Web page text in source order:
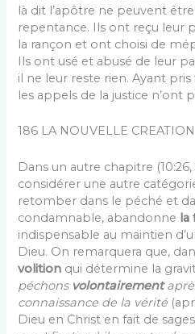
là dit l’apôtre ne peuvent
repentance. Ils ont reçu leur
la rançon et ont choisi de
Ils ont usé et abusé de leur
il ne leur reste rien. Ayant
les appels de la justice n’ont
186 LA NOUVELLE CREATION
Dans un autre chapitre (10:26,
considérer une autre
retomber dans le péché et
condam­nable, abandonne la
indispen­sable au maintien
Dieu. On remarquera que,
volition qui détermine la
péchons vo­lontairement
connaissance de la vérité
Dieu en Christ en fait de